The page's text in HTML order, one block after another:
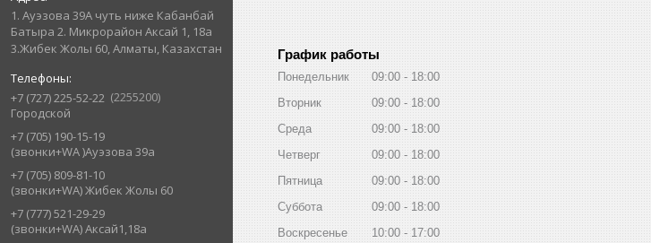
1. Ауэзова 39А чуть ниже Кабанбай
Батыра ㅤㅤㅤㅤㅤㅤㅤㅤㅤㅤㅤㅤㅤㅤ2. ​Микрорайон Аксай 1, 18а
3.Жибек Жолы 60, Алматы, Казахстан
+7 (727) 225-52-22 2255200
Городской
+7 (705) 190-15-19
(звонки+WA )Ауэзова 39а
+7 (705) 809-81-10
(звонки+WA) Жибек Жолы 60
+7 (777) 521-29-29
(звонки+WA) Аксай1,18а
График работы
Понедельник 09:00
18:00
Вторник
09:00
18:00
Среда
09:00
18:00
Четверг
09:00
18:00
Пятница
09:00
18:00
Суббота
09:00
18:00
Воскресенье
10:00 17:00